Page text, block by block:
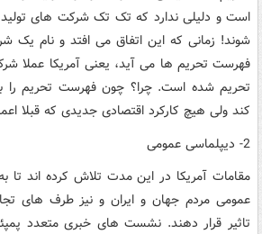
است و دلیلی ندارد که تک تک شرکت های تولید
شوند! زمانی که این اتفاق می افتد و نام یک
فهرست تحریم ها می آید، یعنی آمریکا عملا
تحریم شده است. چرا؟ چون فهرست تحریم را
کند ولی هیچ کارکرد اقتصادی جدیدی که قبلا
2- دیپلماسی عمومی
مقامات آمریکا در این مدت تلاش کرده اند
عمومی مردم جهان و ایران و نیز طرف های
تاثیر قرار دهند. نشست های خبری متعدد